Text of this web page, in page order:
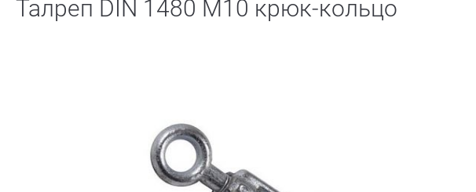
Талреп DIN 1480 М10 крюк-кольцо